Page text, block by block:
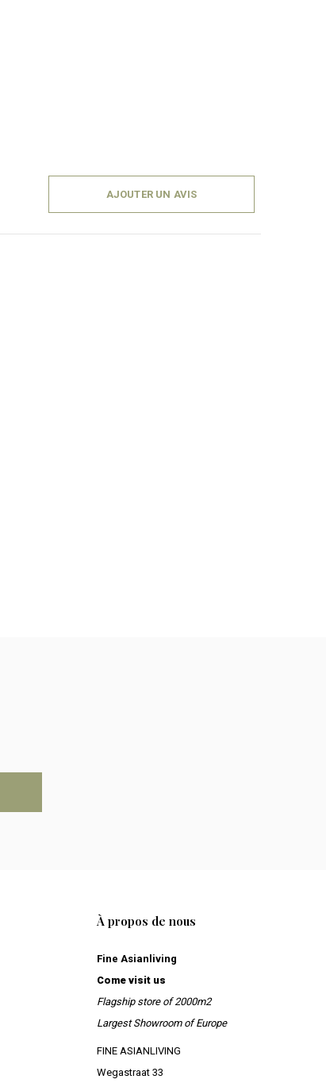
AJOUTER UN AVIS
À propos de nous
Fine Asianliving
Come visit us
Flagship store of 2000m2
Largest Showroom of Europe
FINE ASIANLIVING
Wegastraat 33